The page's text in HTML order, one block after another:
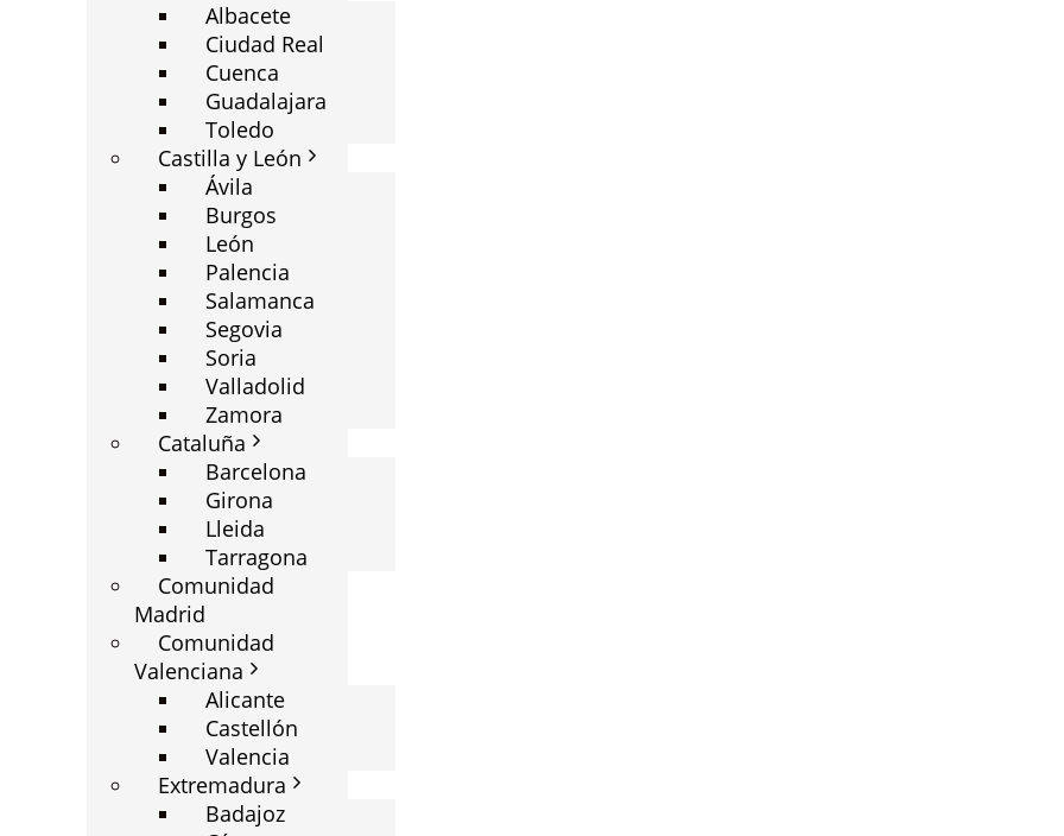
Albacete
Ciudad Real
Cuenca
Guadalajara
Toledo
Castilla y León
Ávila
Burgos
León
Palencia
Salamanca
Segovia
Soria
Valladolid
Zamora
Cataluña
Barcelona
Girona
Lleida
Tarragona
Comunidad
Madrid
Comunidad
Valenciana
Alicante
Castellón
Valencia
Extremadura
Badajoz